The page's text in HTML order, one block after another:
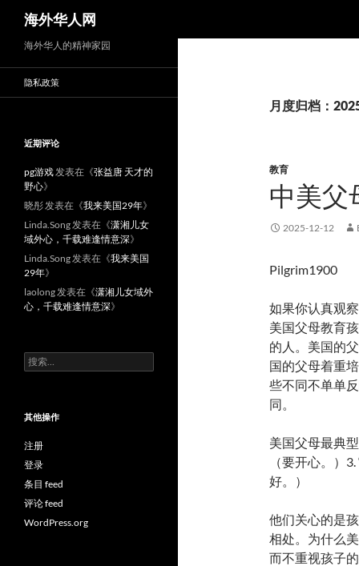
海外华人网
月度归档：
教育
中美父
2025-12-12
Pilgrim1900
如果你认真观
美国父母教育
的人。美国的
国的父母着重
些不同不单单
同。
美国父母最典型
（要开心。）
好。）
他们关心的是
相处。为什么
而不重视孩子
海外华人的精神家园
隐私政策
近期评论
pg游戏发表在《张益唐 天才的
野心》
晓彤发表在《我来美国29年》
Linda.Song发表在《潇湘儿女
域外心，千载难逢情意深》
Linda.Song发表在《我来美国
29年》
laolong发表在《潇湘儿女域外
心，千载难逢情意深》
搜
索：
其他操作
注册
登录
条目 feed
评论 feed
WordPress.org